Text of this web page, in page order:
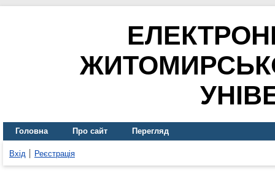
Головна Про сайт Перегляд
Вхід Реєстрація